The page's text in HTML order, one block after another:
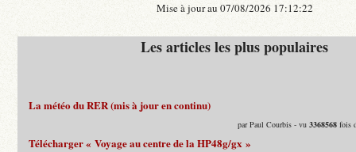
Mise à jour au 07/08/2026 17:12:22
Les articles les plus populaires
La météo du RER (mis à jour en continu)
par Paul Courbis - vu3368568 fois
Télécharger « Voyage au centre de la HP48g/gx »